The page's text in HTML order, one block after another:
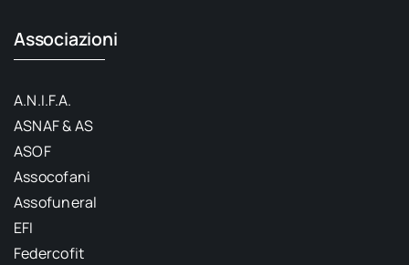
Associazioni
A.N.I.F.A.
ASNAF & AS
ASOF
Assocofani
Assofuneral
EFI
Federcofit